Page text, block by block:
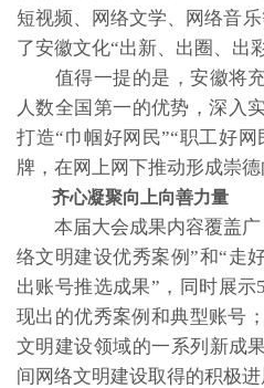
短视频、网络文学、网络音
了安徽文化“出新、出圈、出彩
值得一提的是，安徽将充
人数全国第一的优势，深入
打造“巾帼好网民”“职工好
牌，在网上网下推动形成崇德
齐心凝聚向上向善力量
本届大会成果内容覆盖广
络文明建设优秀案例”和“走
出账号推选成果”，同时展
现出的优秀案例和典型账号
文明建设领域的一系列新成
间网络文明建设取得的积极进